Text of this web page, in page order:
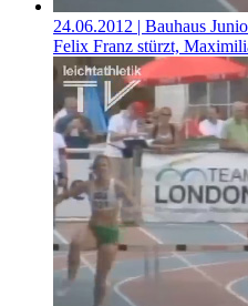
24.06.2012 | Bauhaus
Felix Franz stürzt,